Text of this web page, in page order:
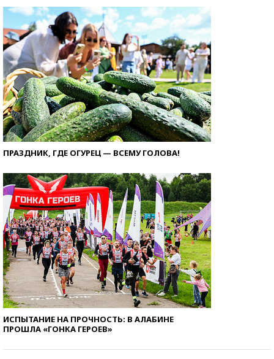
ПРАЗДНИК, ГДЕ ОГУРЕЦ — ВСЕМУ ГОЛОВА!
ИСПЫТАНИЕ НА ПРОЧНОСТЬ: В АЛАБИНЕ
ПРОШЛА «ГОНКА ГЕРОЕВ»